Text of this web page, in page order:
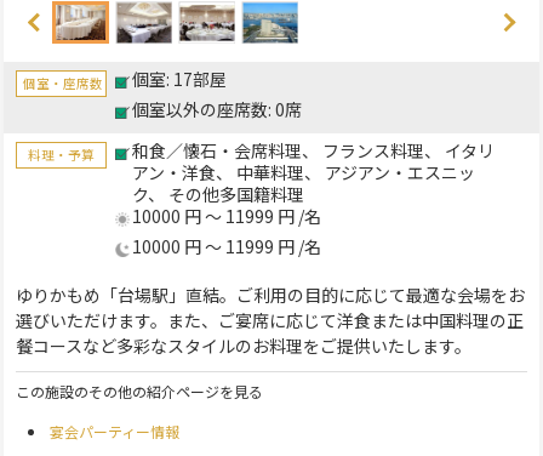
個室・座席数
個室: 17部屋
個室以外の座席数: 0席
料理・予算 和食／懐石・会席料理 フランス料理
イタリ
アン・洋食
中華料理
アジアン・エスニッ
ク
その他多国籍料理
10000 円 ～ 11999 円 /名
10000 円 ～ 11999 円 /名
ゆりかもめ「台場駅」直結。ご利用の目的に応じて最適な会場をお
選びいただけます。また、ご宴席に応じて洋食または中国料理の正
餐コースなど多彩なスタイルのお料理をご提供いたします。
この施設のその他の紹介ページを見る
宴会パーティー情報